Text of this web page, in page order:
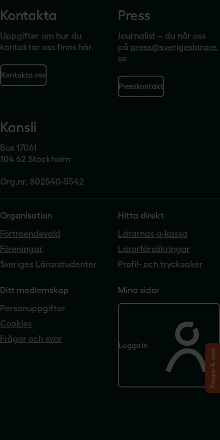
Kontakta
Uppgifter om hur du
kontaktar oss finns här.
Kontakta oss
Press
Journalist – du når oss
på press@sverigeslarare.
se
Presskontakt
Kansli
Box 17061
104 62 Stockholm
Org.nr. 802540-5542
Organisation
Förtroendevald
Föreningar
Sveriges Lärarstudenter
Hitta direkt
Lärarnas a-kassa
Lärarförsäkringar
Profil- och trycksaker
Ditt medlemskap
Personuppgifter
Cookies
Frågor och svar
Mina sidor
Logga in
Frågor & svar